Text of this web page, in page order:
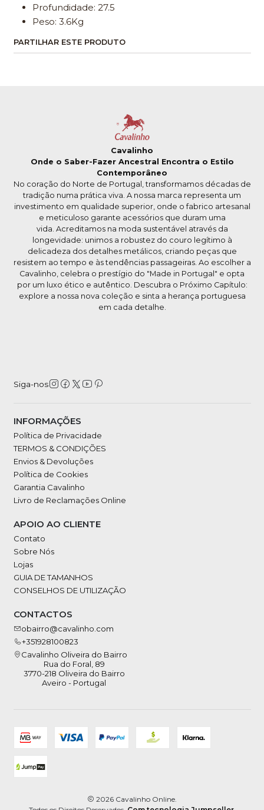
Profundidade: 27.5
Peso: 3.6Kg
PARTILHAR ESTE PRODUTO
Cavalinho
Onde o Saber-Fazer Ancestral Encontra o Estilo
Contemporâneo
No coração do Norte de Portugal, transformamos décadas de
tradição numa prática viva. A nossa marca representa um
investimento em qualidade superior, onde o fabrico artesanal
e meticuloso garante acessórios que duram uma
vida. Acreditamos na moda sustentável através da
longevidade: unimos a robustez do couro legítimo à
delicadeza dos detalhes metálicos, criando peças que
resistem ao tempo e às tendências passageiras. Ao escolher a
Cavalinho, celebra o prestígio do "Made in Portugal" e opta
por um luxo ético e autêntico. Descubra o Próximo Capítulo:
explore a nossa nova coleção e sinta a herança portuguesa
em cada detalhe.
Siga-nos
INFORMAÇÕES
Política de Privacidade
TERMOS & CONDIÇÕES
Envios & Devoluções
Política de Cookies
Garantia Cavalinho
Livro de Reclamações Online
APOIO AO CLIENTE
Contato
Sobre Nós
Lojas
GUIA DE TAMANHOS
CONSELHOS DE UTILIZAÇÃO
CONTACTOS
obairro@cavalinho.com
+351928100823
Cavalinho Oliveira do Bairro
Rua do Foral, 89
3770-218 Oliveira do Bairro
Aveiro - Portugal
2026 Cavalinho Online.